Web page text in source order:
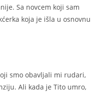
Sa novcem koji sam
koja je išla u osnovnu
smo obavljali mi rudari,
Ali kada je Tito umro,